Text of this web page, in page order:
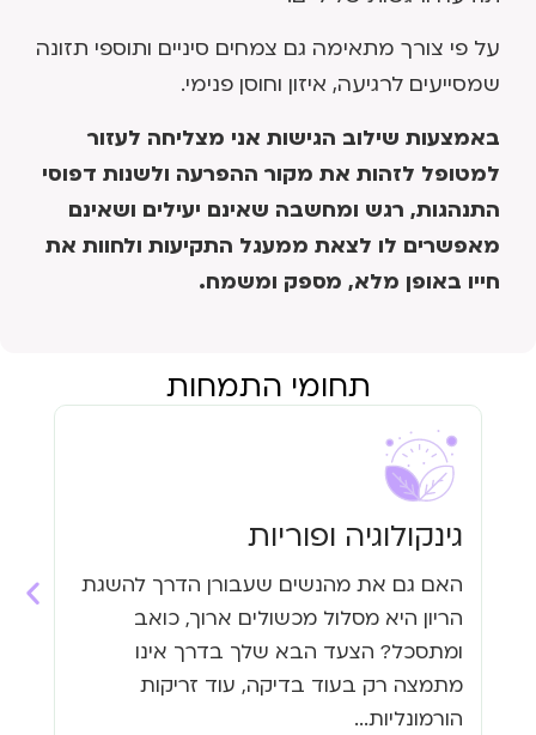
על פי צורך מתאימה גם צמחים סיניים ותוספי תזונה
שמסייעים לרגיעה, איזון וחוסן פנימי.
באמצעות שילוב הגישות אני מצליחה לעזור
למטופל לזהות את מקור ההפרעה ולשנות דפוסי
התנהגות, רגש ומחשבה שאינם יעילים ושאינם
מאפשרים לו לצאת ממעגל התקיעות ולחוות את
חייו באופן מלא, מספק ומשמח.
תחומי התמחות
גינקולוגיה ופוריות
האם גם את מהנשים שעבורן הדרך להשגת
הריון היא מסלול מכשולים ארוך, כואב
ומתסכל? הצעד הבא שלך בדרך אינו
מתמצה רק בעוד בדיקה, עוד זריקות
הורמונליות...